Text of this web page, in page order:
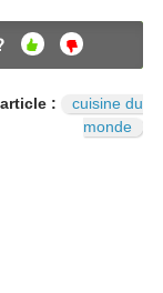
OU
I
NO
N
:
cuisine du
monde